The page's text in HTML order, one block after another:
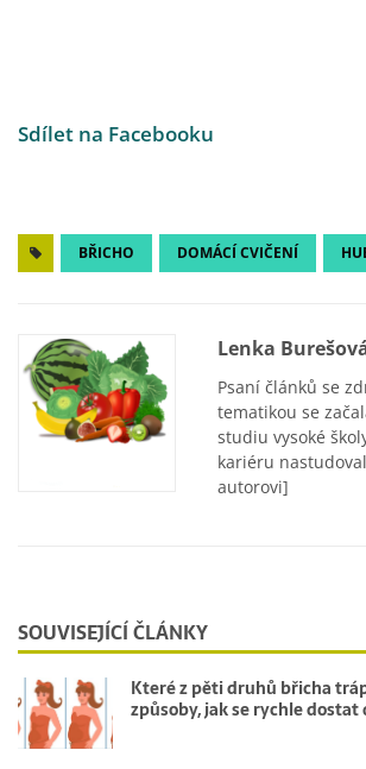
Sdílet na Facebooku
BŘICHO DOMÁCÍ CVIČENÍ
Lenka
Psaní článků se
tematikou se
studiu vysoké
kariéru
autorovi]
SOUVISEJÍCÍ ČLÁNKY
Které z pěti druhů břicha
způsoby, jak se rychle